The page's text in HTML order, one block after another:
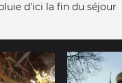
d'ici la fin du séjour